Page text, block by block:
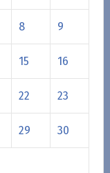
8 9
15 16
22 23
29 30